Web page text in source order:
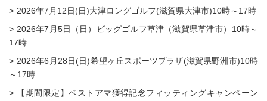
2026年7月12日(日)大津ロングゴルフ(滋賀県大津市)10時～17時
2026年7月5日（日）ビッグゴルフ草津（滋賀県草津市）10時～
17時
2026年6月28日(日)希望ヶ丘スポーツプラザ(滋賀県野洲市)10時
～17時
【期間限定】ベストアマ獲得記念フィッティングキャンペーン